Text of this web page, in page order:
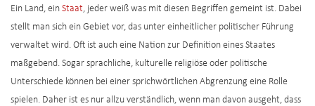
Ein Land, ein Staat, jeder weiß was mit diesen Begriffen gemeint ist. Dabei
stellt man sich ein Gebiet vor, das unter einheitlicher politischer Führung
verwaltet wird. Oft ist auch eine Nation zur Definition eines Staates
maßgebend. Sogar sprachliche, kulturelle religiöse oder politische
Unterschiede können bei einer sprichwörtlichen Abgrenzung eine Rolle
spielen. Daher ist es nur allzu verständlich, wenn man davon ausgeht, dass